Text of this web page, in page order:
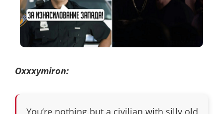
Oxxxymiron: